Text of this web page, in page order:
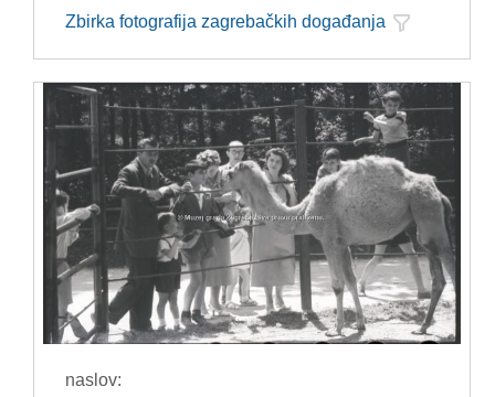
Zbirka fotografija zagrebačkih događanja
naslov: